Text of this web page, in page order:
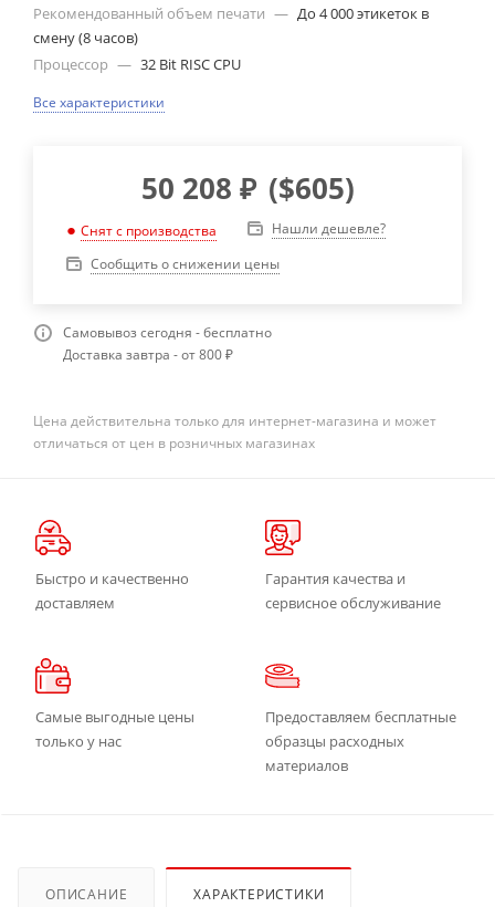
Рекомендованный объем печати — До 4 000 этикеток в
смену (8 часов)
Процессор — 32 Bit RISC CPU
Все характеристики
50 208 ₽ ($605)
Снят с производства
Нашли дешевле?
Сообщить о снижении цены
Самовывоз сегодня - бесплатно
Доставка завтра - от 800 ₽
Цена действительна только для интернет-магазина и может
отличаться от цен в розничных магазинах
Быстро и качественно
доставляем
Гарантия качества и
сервисное обслуживание
Самые выгодные цены
только у нас
Предоставляем бесплатные
образцы расходных
материалов
ОПИСАНИЕ ХАРАКТЕРИСТИКИ